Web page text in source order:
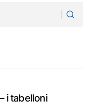
i tabelloni